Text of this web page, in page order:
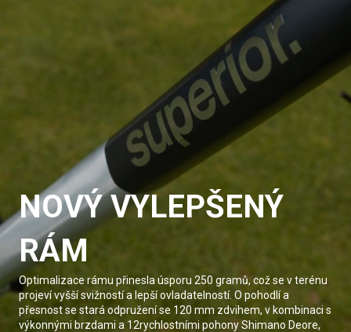
NOVÝ VYLEPŠENÝ
RÁM
Optimalizace rámu přinesla úsporu 250 gramů, což se v terénu
projeví vyšší svižností a lepší ovladatelností. O pohodlí a
přesnost se stará odpružení se 120 mm zdvihem, v kombinaci s
výkonnými brzdami a 12rychlostními pohony Shimano Deore,